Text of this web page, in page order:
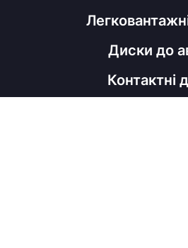
Диски до
Контактні